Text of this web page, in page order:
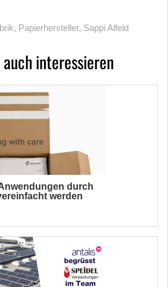
, Papierhersteller, Sappi Alfeld
interessieren
durch
werden